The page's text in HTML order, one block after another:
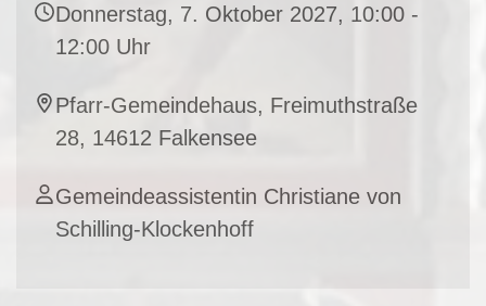
Donnerstag, 7. Oktober 2027, 10:00 -
12:00 Uhr
Pfarr-Gemeindehaus, Freimuthstraße
28, 14612 Falkensee
Gemeindeassistentin Christiane von
Schilling-Klockenhoff